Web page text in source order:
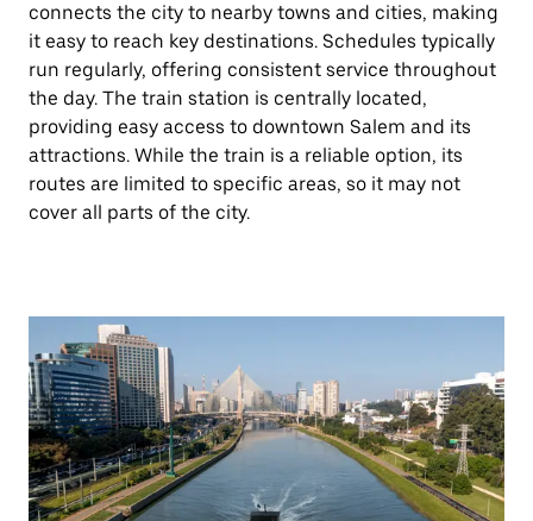
connects the city to nearby towns and cities, making
it easy to reach key destinations. Schedules typically
run regularly, offering consistent service throughout
the day. The train station is centrally located,
providing easy access to downtown Salem and its
attractions. While the train is a reliable option, its
routes are limited to specific areas, so it may not
cover all parts of the city.